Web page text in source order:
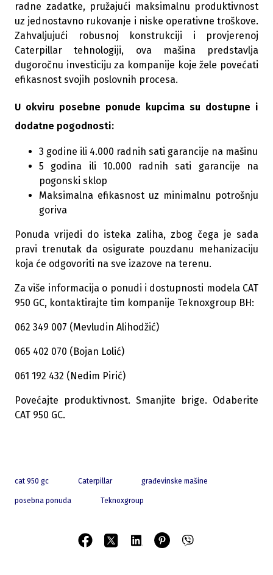
radne zadatke, pružajući maksimalnu produktivnost
uz jednostavno rukovanje i niske operativne troškove.
Zahvaljujući robusnoj konstrukciji i provjerenoj
Caterpillar tehnologiji, ova mašina predstavlja
dugoročnu investiciju za kompanije koje žele povećati
efikasnost svojih poslovnih procesa.
U okviru posebne ponude kupcima su dostupne i
dodatne pogodnosti:
3 godine ili 4.000 radnih sati garancije na mašinu
5 godina ili 10.000 radnih sati garancije na
pogonski sklop
Maksimalna efikasnost uz minimalnu potrošnju
goriva
Ponuda vrijedi do isteka zaliha, zbog čega je sada
pravi trenutak da osigurate pouzdanu mehanizaciju
koja će odgovoriti na sve izazove na terenu.
Za više informacija o ponudi i dostupnosti modela CAT
950 GC, kontaktirajte tim kompanije Teknoxgroup BH:
062 349 007 (Mevludin Alihodžić)
065 402 070 (Bojan Lolić)
061 192 432 (Nedim Pirić)
Povećajte produktivnost. Smanjite brige. Odaberite
CAT 950 GC.
cat 950 gc Caterpillar građevinske mašine
posebna ponuda Teknoxgroup